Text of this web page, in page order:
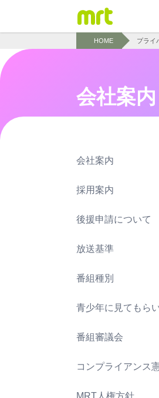
HOME プライ
会社案内
会社案内
採用案内
後援申請について
放送基準
番組種別
青少年に見てもら
番組審議会
コンプライアンス
MRT人権方針